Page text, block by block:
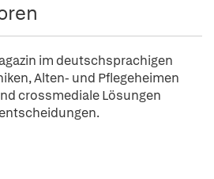
im deutschsprachigen
Alten- und Pflegeheimen
crossmediale Lösungen